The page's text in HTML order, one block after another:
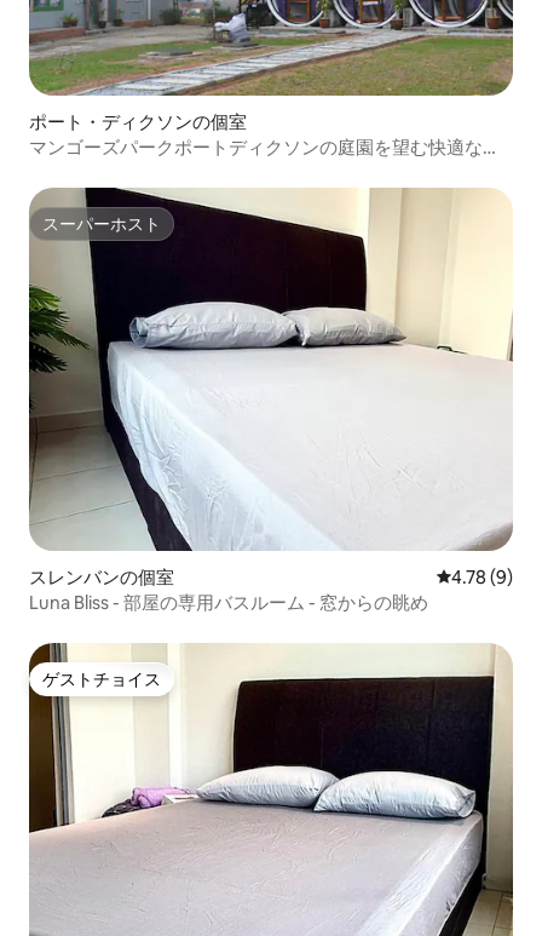
ポート・ディクソンの個室
マンゴーズパークポートディクソンの庭園を望む快適なお
スーパーホスト
スーパーホスト
スレンバンの個室 レビュー9
4.78 (9)
Luna Bliss - 部屋の専用バスルーム - 窓からの眺め
ゲストチョイス
ゲストチョイス